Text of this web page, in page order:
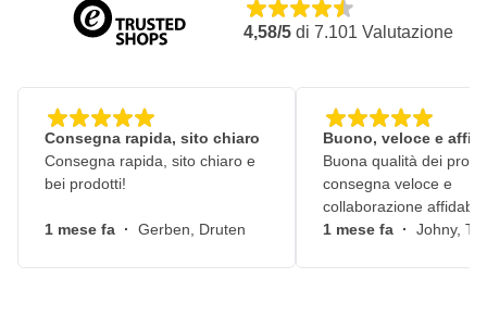
4,58/5 di 7.101 Valutazione
Consegna rapida, sito chiaro
Consegna rapida, sito chiaro e
bei prodotti!
1 mese fa · Gerben, Druten
Buono, veloce e
Buona qualità dei
consegna veloce e
collaborazione
1 mese fa · Johny,